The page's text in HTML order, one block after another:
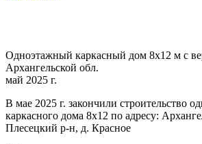
Одноэтажный каркасный дом 8х12 м с
Архангельской обл.
май 2025 г.
В мае 2025 г. закончили строительство
каркасного дома 8х12 по адресу:
Плесецкий р-н, д. Красное